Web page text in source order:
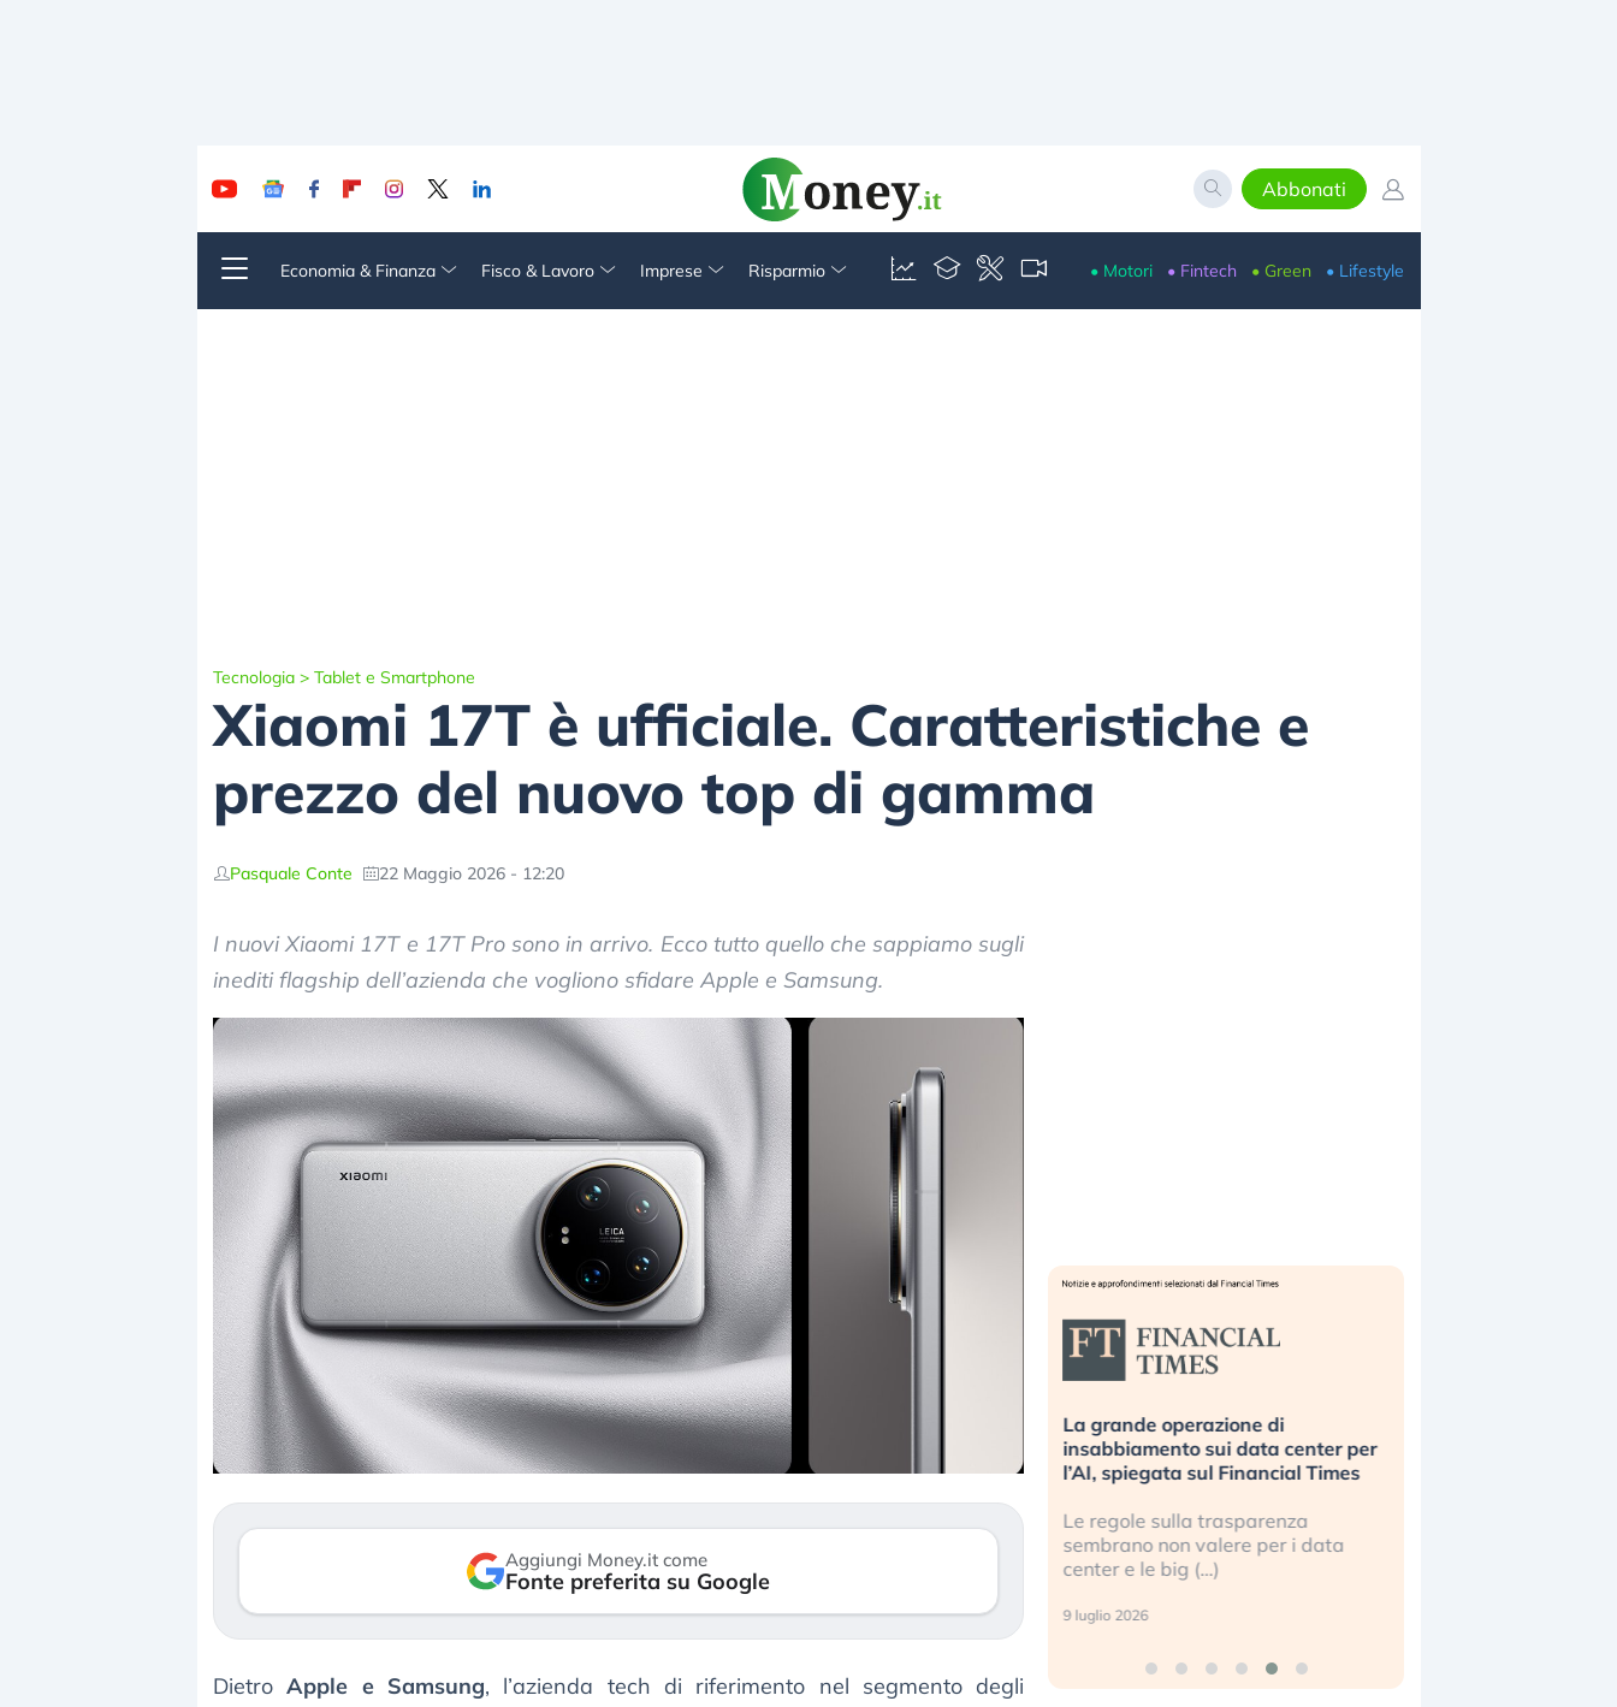
Abbonati
Economia & Finanza Fisco & Lavoro Imprese Risparmio • Motori • Fintech • Green • Lifestyle
Tecnologia > Tablet e Smartphone
Xiaomi 17T è ufficiale. Caratteristiche e
prezzo del nuovo top di gamma
Pasquale Conte 22 Maggio 2026 - 12:20
I nuovi Xiaomi 17T e 17T Pro sono in arrivo. Ecco tutto quello che sappiamo sugli
inediti flagship dell’azienda che vogliono sfidare Apple e Samsung.
Aggiungi Money.it come
Fonte preferita su Google
DietroApple e Samsung, l’azienda tech di riferimento nel segmento degli
Quando la finanza pesa più
dell’economia reale. L’America sta
ripetendo gli errori del 2008?
La ricchezza mondiale cresce, ma è
sempre più sganciata dall’economia
Russia e Cina pronti a spegnere
Starlink. Gli investitori stanno
sottovalutando il rischio?
La grande operazione di
l’AI, spiegata sul Financial Times
sembrano non valere per i data
center e le big (…)
9 luglio 2026
Bending Spoons non basta. Perché
la tecnologia europea non riesce a
scalare?
Perché gli americani e i cinesi ci
stanno superando in ogni campo (…)